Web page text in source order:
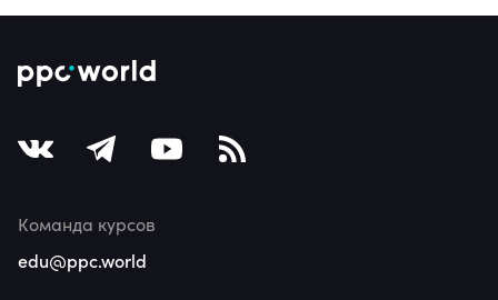
Команда курсов
edu@ppc.world